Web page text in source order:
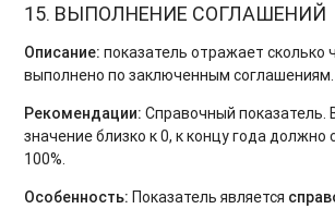
15. ВЫПОЛНЕНИЕ СОГЛАШЕНИЙ
Описание: показатель отражает сколько
выполнено по заключенным соглашениям.
Рекомендации: Справочный показатель.
значение близко к 0, к концу года должно
100%.
Особенность: Показатель является